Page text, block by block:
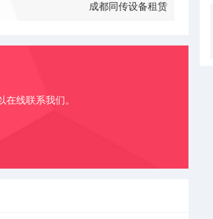
成都同传设备租赁
线联系我们。